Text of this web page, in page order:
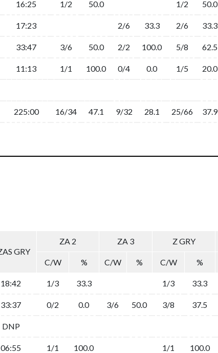
16:25 1/2 50.0 1/2 50.0
17:23 2/6 33.3 2/6 33.3
33:47 3/6 50.0 2/2 100.0 5/8 62.5
11:13 1/1 100.0 0/4 0.0 1/5 20.0
225:00 16/34 47.1 9/32 28.1 25/66 37.9
GRY
ZA 2 ZA 3 Z GRY
C/W
% C/W % C/W %
18:42 1/3 33.3 1/3 33.3
33:37 0/2 0.0 3/6 50.0 3/8 37.5
DNP
06:55 1/1 100.0 1/1 100.0